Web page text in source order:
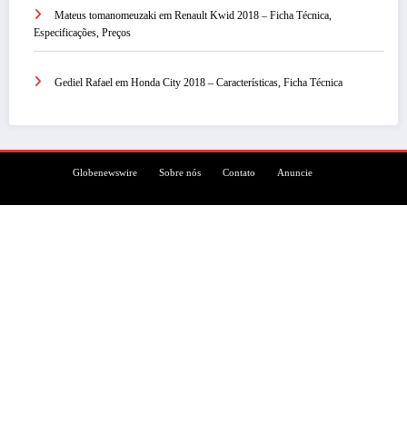
Mateus tomanomeuzaki em Renault Kwid 2018 – Ficha Técnica,
Especificações, Preços
Gediel Rafael em Honda City 2018 – Características, Ficha Técnica
Globenewswire Sobre nós Contato Anuncie